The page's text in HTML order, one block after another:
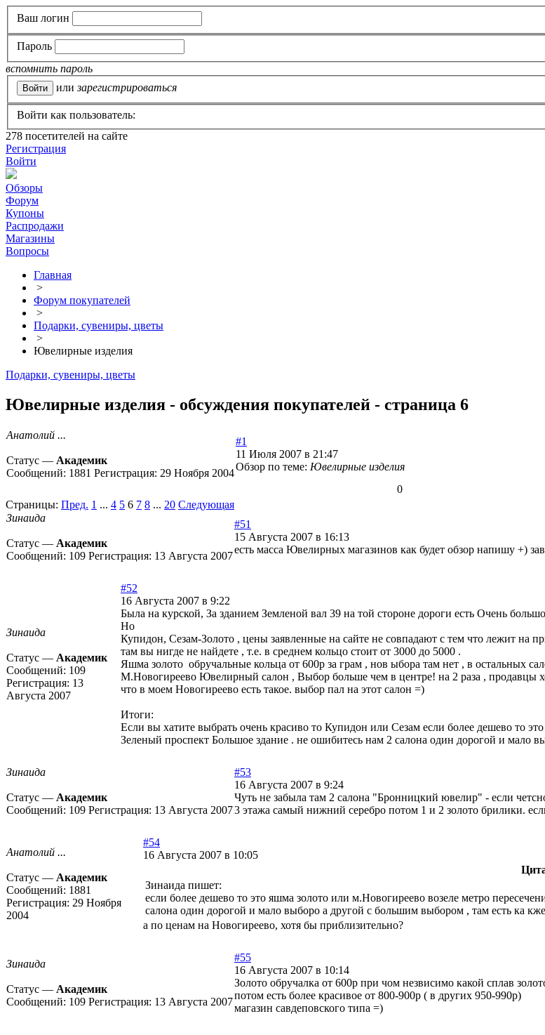
Ваш логин
Пароль
вспомнить пароль
или зарегистрироваться
Войти как пользователь:
278 посетителей на сайте
Регистрация
Войти
Обзоры
Форум
Купоны
Распродажи
Магазины
Вопросы
Главная
>
Форум покупателей
>
Подарки, сувениры, цветы
>
Ювелирные изделия
Подарки, сувениры, цветы
Ювелирные изделия - обсуждения покупателей - страница 6
Анатолий ...
Статус — Академик
Сообщений: 1881 Регистрация: 29 Ноября 2004
#1
11 Июля 2007 в 21:47
Обзор по теме: Ювелирные изделия
0
Страницы: Пред. 1 ... 4 5 6 7 8 ... 20 Следующая
Зинаида
Статус — Академик
Сообщений: 109 Регистрация: 13 Августа 2007
#51
15 Августа 2007 в 16:13
есть масса Ювелирных магазинов как будет обзор напишу +)
Зинаида
Статус — Академик
Сообщений: 109
Регистрация: 13
Августа 2007
#52
16 Августа 2007 в 9:22
Была на курской, За зданием Земленой вал 39 на той стороне дороги есть Очень
Но
Купидон, Сезам-Золото , цены заявленные на сайте не совпадают с тем что лежит на
там вы нигде не найдете , т.е. в среднем кольцо стоит от 3000 до 5000 .
Яшма золото обручальные кольца от 600р за грам , нов ыбора там нет , в остальных
М.Новогиреево Ювелирный салон , Выбор больше чем в центре! на 2 раза , продавцы
что в моем Новогиреево есть такое. выбор пал на этот салон =)
Итоги:
Если вы хатите выбрать очень красиво то Купидон или Сезам если более дешево то
Зеленый проспект Большое здание . не ошибитесь нам 2 салона один дорогой и мало
Зинаида
Статус — Академик
Сообщений: 109 Регистрация: 13 Августа 2007
#53
16 Августа 2007 в 9:24
Чуть не забыла там 2 салона "Бронницкий ювелир" - если
3 этажа самый нижний серебро потом 1 и 2 золото брилики.
Анатолий ...
Статус — Академик
Сообщений: 1881
Регистрация: 29 Ноября
2004
#54
16 Августа 2007 в 10:05
Зинаида пишет:
если более дешево то это яшма золото или м.Новогиреево возеле метро
салона один дорогой и мало выборо а другой с большим выбором , там есть ка
а по ценам на Новогиреево, хотя бы приблизительно?
Зинаида
Статус — Академик
Сообщений: 109 Регистрация: 13 Августа 2007
#55
16 Августа 2007 в 10:14
Золото обручалка от 600р при чом незвисимо какой сплав
потом есть более красивое от 800-900р ( в других 950-990р)
магазин савдеповского типа =)